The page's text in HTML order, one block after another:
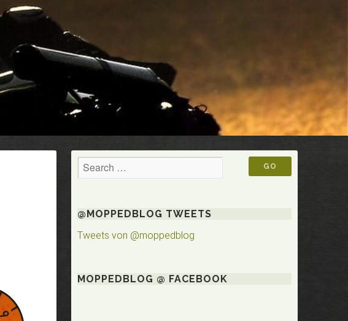
@MOPPEDBLOG TWEETS
Tweets von @moppedblog
MOPPEDBLOG @ FACEBOOK